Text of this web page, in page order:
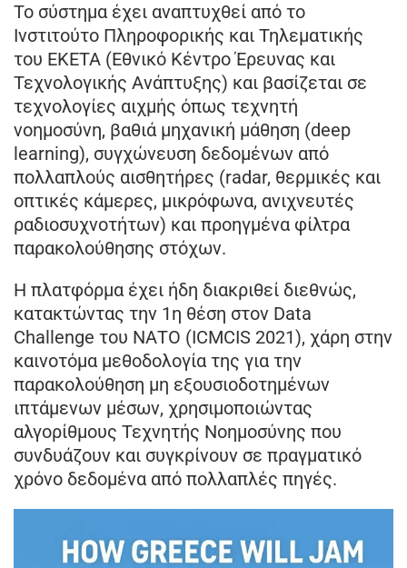
Το σύστημα έχει αναπτυχθεί από το
Ινστιτούτο Πληροφορικής και Τηλεματικής
του ΕΚΕΤΑ (Εθνικό Κέντρο Έρευνας και
Τεχνολογικής Ανάπτυξης) και βασίζεται σε
τεχνολογίες αιχμής όπως τεχνητή
νοημοσύνη, βαθιά μηχανική μάθηση (deep
learning), συγχώνευση δεδομένων από
πολλαπλούς αισθητήρες (radar, θερμικές και
οπτικές κάμερες, μικρόφωνα, ανιχνευτές
ραδιοσυχνοτήτων) και προηγμένα φίλτρα
παρακολούθησης στόχων.
Η πλατφόρμα έχει ήδη διακριθεί διεθνώς,
κατακτώντας την 1η θέση στον Data
Challenge του ΝΑΤΟ (ICMCIS 2021), χάρη στην
καινοτόμα μεθοδολογία της για την
παρακολούθηση μη εξουσιοδοτημένων
ιπτάμενων μέσων, χρησιμοποιώντας
αλγορίθμους Τεχνητής Νοημοσύνης που
συνδυάζουν και συγκρίνουν σε πραγματικό
χρόνο δεδομένα από πολλαπλές πηγές.